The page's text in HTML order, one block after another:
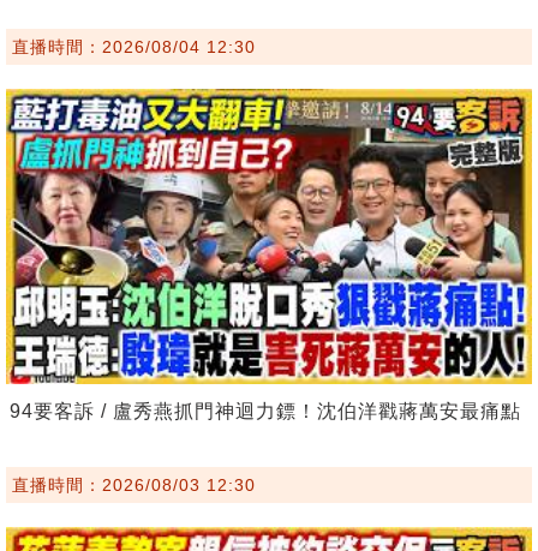
直播時間：2026/08/04 12:30
94要客訴 / 盧秀燕抓門神迴力鏢！沈伯洋戳蔣萬安最痛點
直播時間：2026/08/03 12:30